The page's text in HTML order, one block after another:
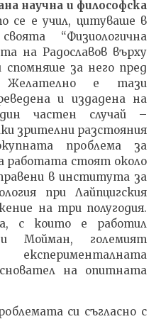
научна и философска
се е учил, цитуваше в
“Физиологична
на Радославов върху
спомняше за него пред
Желателно е тази
и издадена на
частен случай –
зрителни разстояния
проблема за
работата стоят около
в института за
при Лайпцигския
на три полугодия.
с които е работил
Мойман, големият
на опитната
си съгласно с